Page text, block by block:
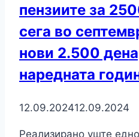
пензиите за
сега во
нови 2.500
наредната
12.09.202412.09.2024
Реализирано уште